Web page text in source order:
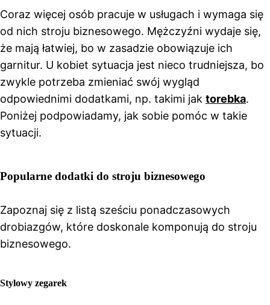
Coraz więcej osób pracuje w usługach i wymaga się
od nich stroju biznesowego. Mężczyźni wydaje się,
że mają łatwiej, bo w zasadzie obowiązuje ich
garnitur. U kobiet sytuacja jest nieco trudniejsza, bo
zwykle potrzeba zmieniać swój wygląd
odpowiednimi dodatkami, np. takimi jak torebka.
Poniżej podpowiadamy, jak sobie pomóc w takie
sytuacji.
Popularne dodatki do stroju biznesowego
Zapoznaj się z listą sześciu ponadczasowych
drobiazgów, które doskonale komponują do stroju
biznesowego.
Stylowy zegarek